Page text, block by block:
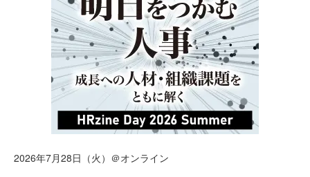
2026年7月28日（火）＠オンライン